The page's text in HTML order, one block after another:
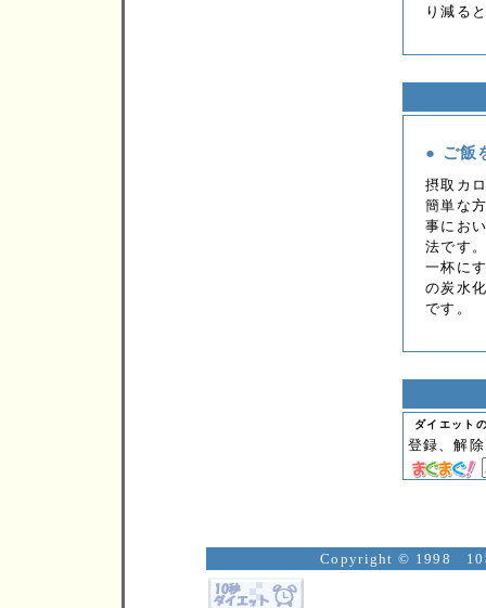
り減る
● ご飯
摂取カ
簡単な
事にお
法です
一杯に
の炭水
です。
ダイエット
登録、解
Copyright © 1998 10